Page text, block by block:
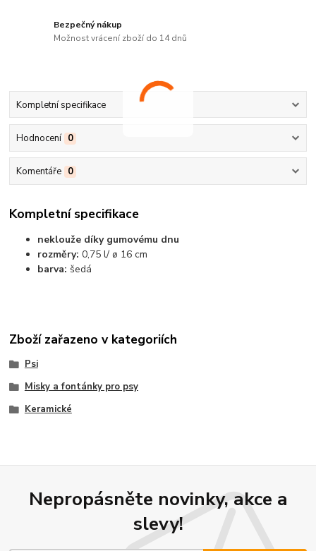
Bezpečný nákup
Možnost vrácení zboží do 14 dnů
Kompletní specifikace
Hodnocení 0
Komentáře 0
Kompletní specifikace
neklouže díky gumovému dnu
rozměry: 0,75 l/ ø 16 cm
barva: šedá
Zboží zařazeno v kategoriích
Psi
Misky a fontánky pro psy
Keramické
Nepropásněte novinky, akce a
slevy!